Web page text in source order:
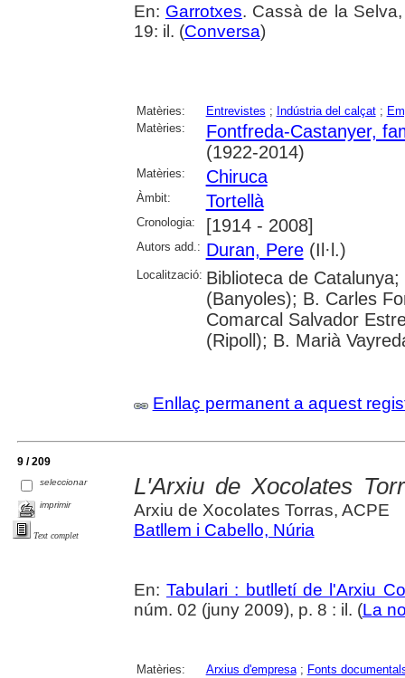
En: Garrotxes. Cassà de la
19: il. (Conversa)
Matèries: Entrevistes ; Indústria del calçat;
Matèries:
Fontfreda-Castanyer,
(1922-2014)
Matèries: Chiruca
Àmbit: Tortellà
Cronologia: [1914 - 2008]
Autors add.: Duran, Pere(Il·l.)
Localització: Biblioteca de
(Banyoles); B. Carles
Comarcal Salvador
(Ripoll); B. Marià
Enllaç permanent a aquest
9 / 209
seleccionar
imprimir
Text complet
L'Arxiu de Xocolates
Arxiu de Xocolates Torras, ACPE
Batllem i Cabello, Núria
En: Tabulari : butlletí de l'Arxiu
núm. 02 (juny 2009), p. 8 : il. (La
Matèries: Arxius d'empresa; Fonts